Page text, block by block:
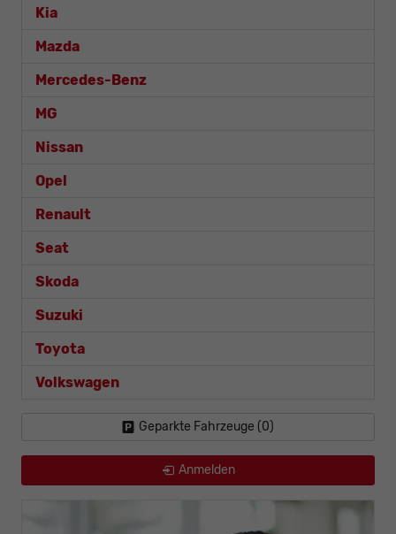
Kia
Mazda
Mercedes-Benz
MG
Nissan
Opel
Renault
Seat
Skoda
Suzuki
Toyota
Volkswagen
Geparkte Fahrzeuge (0)
Anmelden